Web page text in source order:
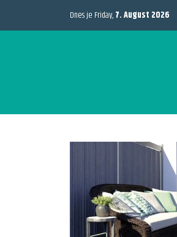
Dnes je Friday,7. August 2026